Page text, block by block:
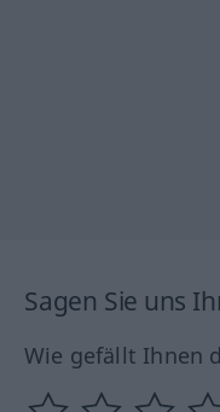
Sagen Sie uns
Wie gefällt Ihnen